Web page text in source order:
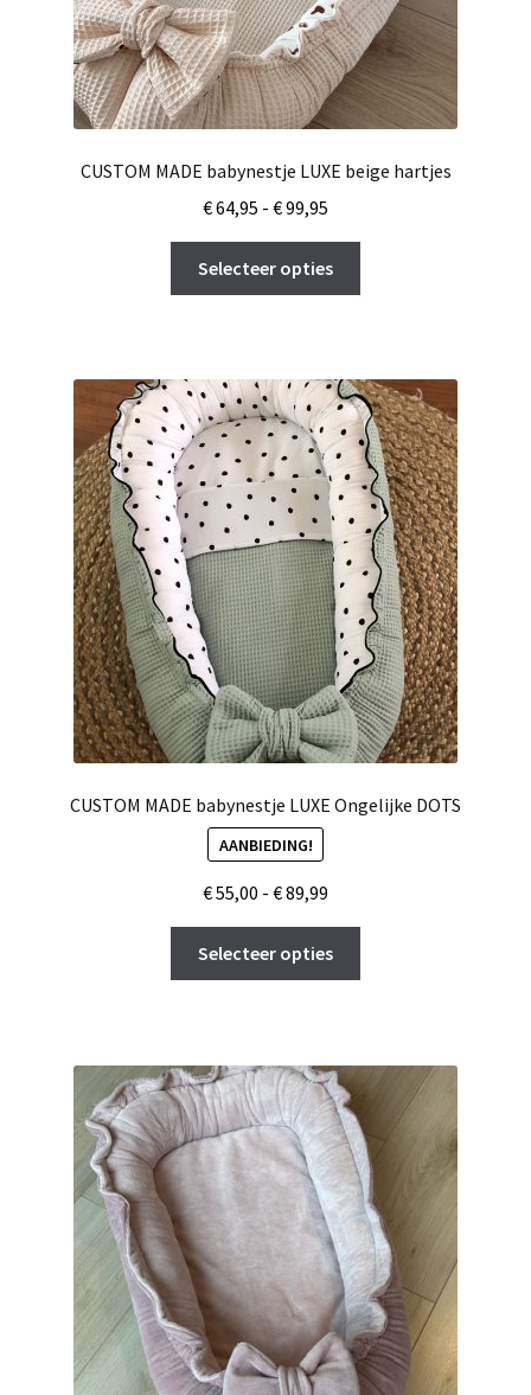
CUSTOM MADE babynestje LUXE beige hartjes
€64,95 - €99,95
tot
€ 99,95
Selecteer opties
Deze
optie
kan
gekozen
worden
op
de
productpagina
CUSTOM MADE babynestje LUXE Ongelijke DOTS
AANBIEDING!
€55,00 - €89,99
€ 55,00
tot
€ 89,99
Selecteer opties
Deze
optie
kan
gekozen
worden
op
de
productpagina